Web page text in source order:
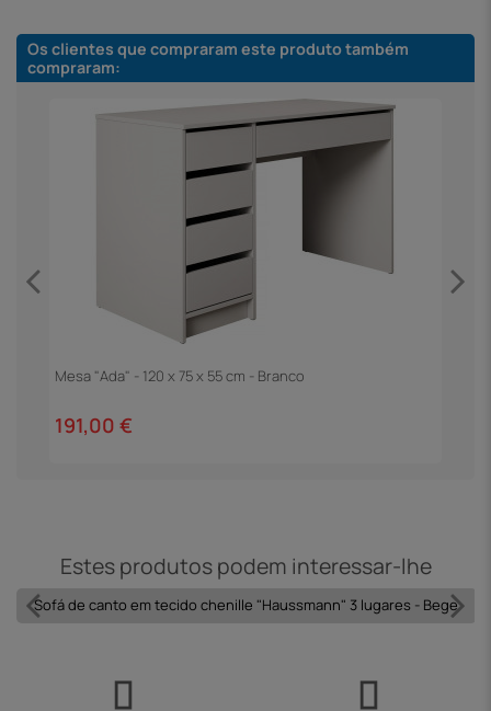
Os clientes que compraram este produto também
compraram:
Mesa "Ada" - 120 x 75 x 55 cm - Branco
191,00 €
Estes produtos podem interessar-lhe
Sofá de canto em tecido chenille "Haussmann" 3 lugares - Bege